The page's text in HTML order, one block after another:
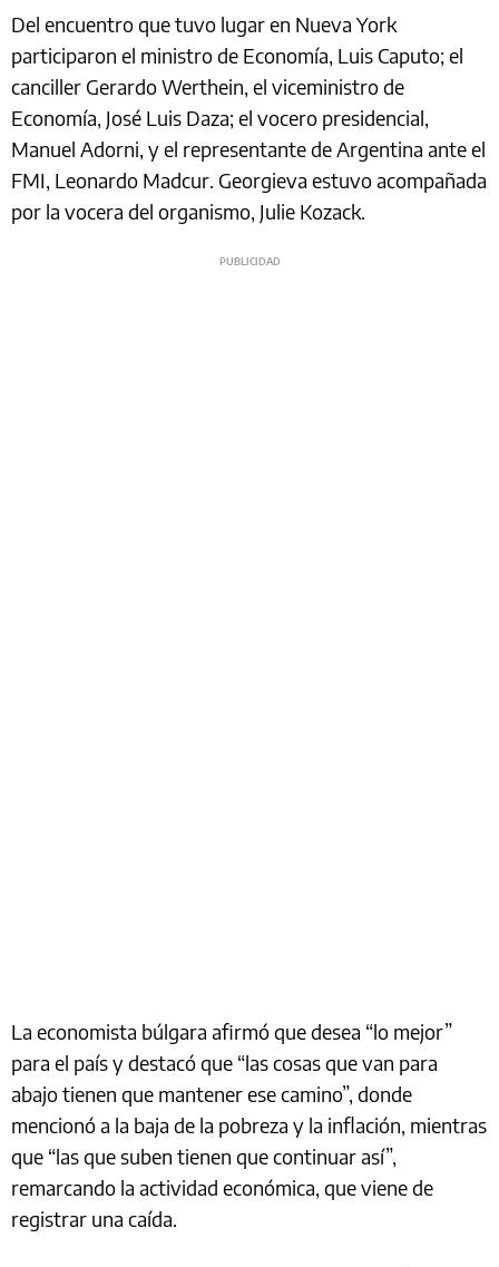
Del encuentro que tuvo lugar en Nueva York
participaron el ministro de Economía, Luis Caputo; el
canciller Gerardo Werthein, el viceministro de
Economía, José Luis Daza; el vocero presidencial,
Manuel Adorni, y el representante de Argentina ante el
FMI, Leonardo Madcur. Georgieva estuvo acompañada
por la vocera del organismo, Julie Kozack.
La economista búlgara afirmó que desea “lo mejor”
para el país y destacó que “las cosas que van para
abajo tienen que mantener ese camino”, donde
mencionó a la baja de la pobreza y la inflación, mientras
que “las que suben tienen que continuar así”,
remarcando la actividad económica, que viene de
registrar una caída.